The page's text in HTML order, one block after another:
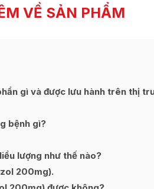
VỀ SẢN PHẨM
gì và được lưu hành trên thị
bệnh gì?
lượng như thế nào?
200mg).